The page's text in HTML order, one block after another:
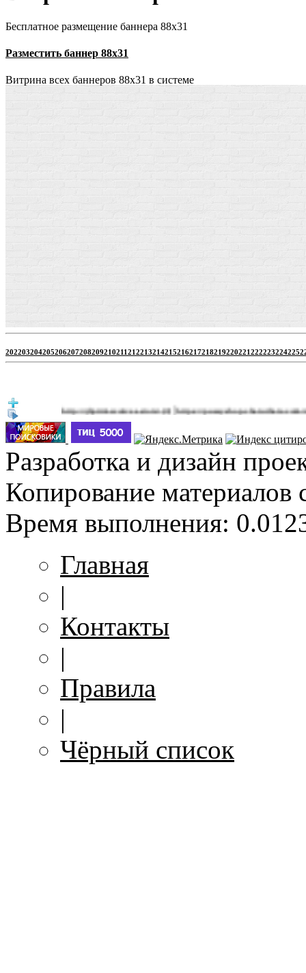
Бесплатное размещение баннера 88х31
Разместить баннер 88х31
Витрина всех баннеров 88x31 в системе
202203204205206207208209210211212213214215216217218219220221222223224225
http://jbprimecurves.store/(3)|https://pussyshop.chaturbate.com/male-
Разработка и дизайн
Копирование материалов
Время выполнения:
Главная
|
Контакты
|
Правила
|
Чёрный список